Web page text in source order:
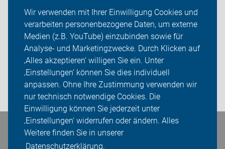
Wir verwenden mit Ihrer Einwilligung Cookies und
verarbeiten personenbezogene Daten, um externe
Medien (z.B. YouTube) einzubinden sowie für
Analyse- und Marketingzwecke. Durch Klicken auf
‚Alles akzeptieren‘ willigen Sie ein. Unter
‚Einstellungen‘ können Sie dies individuell
anpassen. Ohne Ihre Zustimmung verwenden wir
nur technisch notwendige Cookies. Die
Einwilligung können Sie jederzeit unter
‚Einstellungen‘ widerrufen oder ändern. Alles
Weitere finden Sie in unserer
Datenschutzerklärung.
Touren/Veranstaltungen
Sei dabei
Presse
Login
Bleiben Sie in Kontakt